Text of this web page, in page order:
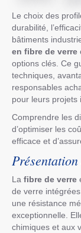
Le choix des
durabilité,
bâtiments
en fibre de verre
options clés. Ce
techniques,
responsables
pour leurs projets
Comprendre les
d’optimiser les
efficace et
La fibre de verre
de verre
une résistance
exceptionnelle.
chimiques et aux